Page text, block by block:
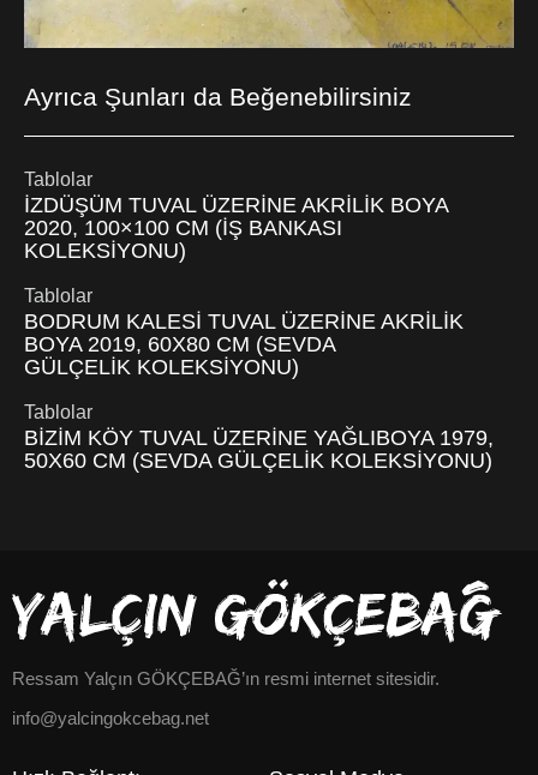
Ayrıca Şunları da Beğenebilirsiniz
Tablolar
İZDÜŞÜM TUVAL ÜZERİNE AKRİLİK BOYA
2020, 100×100 CM (İŞ BANKASI
KOLEKSİYONU)
Tablolar
BODRUM KALESİ TUVAL ÜZERİNE AKRİLİK
BOYA 2019, 60X80 CM (SEVDA
GÜLÇELİK KOLEKSİYONU)
Tablolar
BİZİM KÖY TUVAL ÜZERİNE YAĞLIBOYA 1979,
50X60 CM (SEVDA GÜLÇELİK KOLEKSİYONU)
Ressam Yalçın GÖKÇEBAĞ’ın resmi internet sitesidir.
info@yalcingokcebag.net